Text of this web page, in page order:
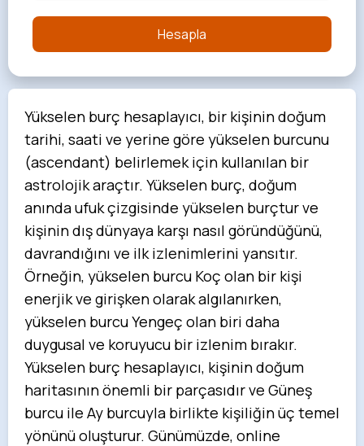
Hesapla
Yükselen burç hesaplayıcı, bir kişinin doğum
tarihi, saati ve yerine göre yükselen burcunu
(ascendant) belirlemek için kullanılan bir
astrolojik araçtır. Yükselen burç, doğum
anında ufuk çizgisinde yükselen burçtur ve
kişinin dış dünyaya karşı nasıl göründüğünü,
davrandığını ve ilk izlenimlerini yansıtır.
Örneğin, yükselen burcu Koç olan bir kişi
enerjik ve girişken olarak algılanırken,
yükselen burcu Yengeç olan biri daha
duygusal ve koruyucu bir izlenim bırakır.
Yükselen burç hesaplayıcı, kişinin doğum
haritasının önemli bir parçasıdır ve Güneş
burcu ile Ay burcuyla birlikte kişiliğin üç temel
yönünü oluşturur. Günümüzde, online